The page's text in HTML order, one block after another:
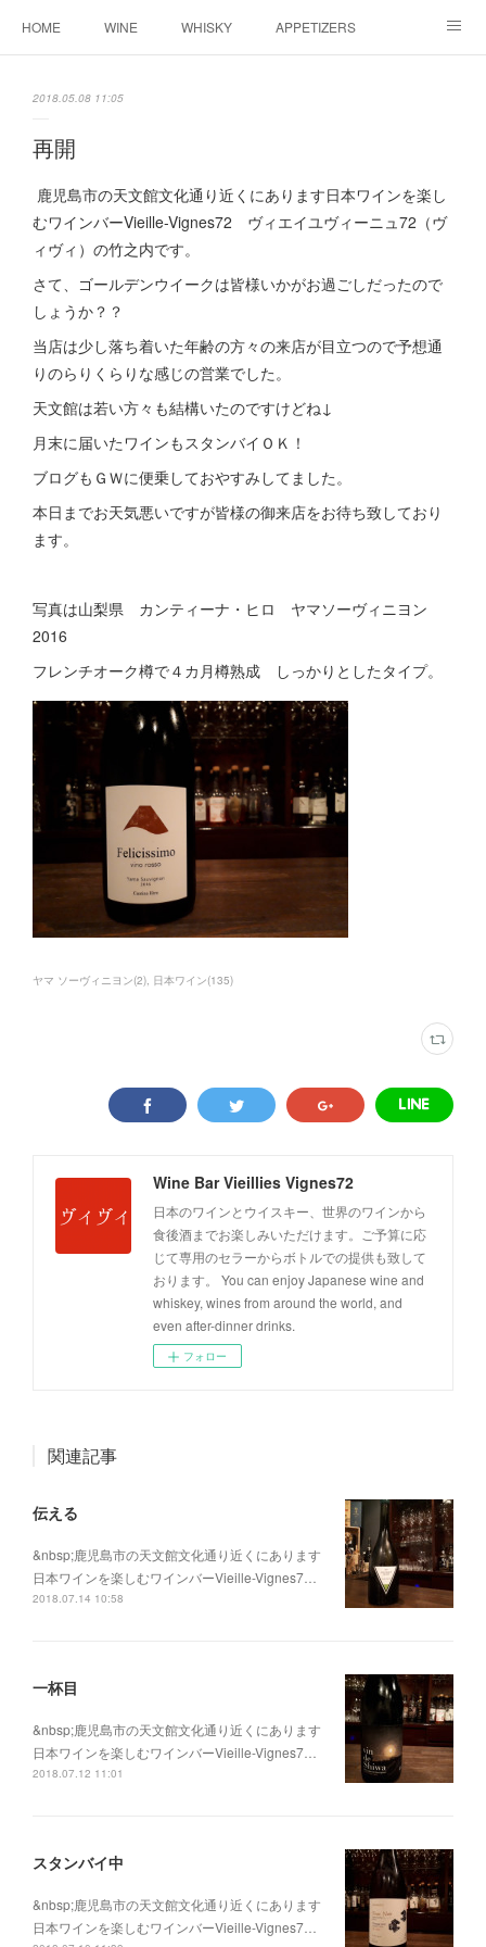
HOME WINE WHISKY APPETIZERS
2018.05.08 11:05
再開
鹿児島市の天文館文化通り近くにあります日本ワインを楽し
むワインバーVieille-Vignes72 ヴィエイユヴィーニュ72（ヴ
ィヴィ）の竹之内です。
さて、ゴールデンウイークは皆様いかがお過ごしだったので
しょうか？？
当店は少し落ち着いた年齢の方々の来店が目立つので予想通
りのらりくらりな感じの営業でした。
天文館は若い方々も結構いたのですけどね↓
月末に届いたワインもスタンバイＯＫ！
ブログもＧＷに便乗しておやすみしてました。
本日までお天気悪いですが皆様の御来店をお待ち致しており
ます。
写真は山梨県 カンティーナ・ヒロ ヤマソーヴィニヨン
2016
フレンチオーク樽で４カ月樽熟成 しっかりとしたタイプ。
ヤマ ソーヴィニヨン(2) 日本ワイン(135)
Wine Bar Vieillies Vignes72
日本のワインとウイスキー、世界のワインから
食後酒までお楽しみいただけます。ご予算に応
じて専用のセラーからボトルでの提供も致して
おります。 You can enjoy Japanese wine and
whiskey, wines from around the world, and
even after-dinner drinks.
フォロー
関連記事
伝える
&nbsp;鹿児島市の天文館文化通り近くにあります
日本ワインを楽しむワインバーVieille-Vignes7…
2018.07.14 10:58
一杯目
&nbsp;鹿児島市の天文館文化通り近くにあります
日本ワインを楽しむワインバーVieille-Vignes7…
2018.07.12 11:01
スタンバイ中
&nbsp;鹿児島市の天文館文化通り近くにあります
日本ワインを楽しむワインバーVieille-Vignes7…